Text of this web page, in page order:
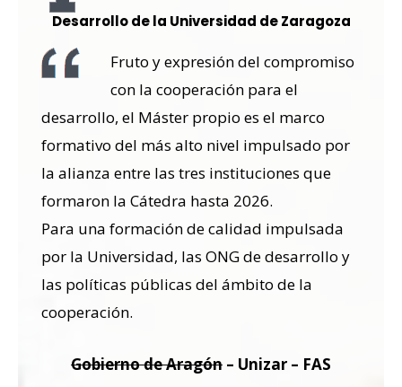
Desarrollo de la Universidad de Zaragoza
Fruto y expresión del compromiso
con la cooperación para el
desarrollo, el Máster propio es el marco
formativo del más alto nivel impulsado por
la alianza entre las tres instituciones que
formaron la Cátedra hasta 2026.
Para una formación de calidad impulsada
por la Universidad, las ONG de desarrollo y
las políticas públicas del ámbito de la
cooperación.
Gobierno de Aragón – Unizar – FAS